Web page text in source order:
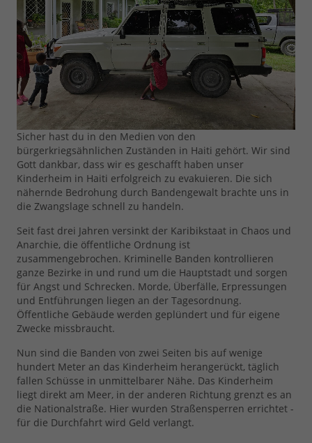
Sicher hast du in den Medien von den
bürgerkriegsähnlichen Zuständen in Haiti gehört.Wir sind
Gott dankbar, dass wir es geschafft haben unser
Kinderheim in Haiti erfolgreich zu evakuieren. Die sich
nähernde Bedrohung durch Bandengewalt brachte uns in
die Zwangslage schnell zu handeln.
Seit fast drei Jahren versinkt der Karibikstaat in Chaos und
Anarchie, die öffentliche Ordnung ist
zusammengebrochen. Kriminelle Banden kontrollieren
ganze Bezirke in und rund um die Hauptstadt und sorgen
für Angst und Schrecken. Morde, Überfälle, Erpressungen
und Entführungen liegen an der Tagesordnung.
Öffentliche Gebäude werden geplündert und für eigene
Zwecke missbraucht.
Nun sind die Banden von zwei Seiten bis auf wenige
hundert Meter an das Kinderheim herangerückt, täglich
fallen Schüsse in unmittelbarer Nähe. Das Kinderheim
liegt direkt am Meer, in der anderen Richtung grenzt es an
die Nationalstraße. Hier wurden Straßensperren errichtet -
für die Durchfahrt wird Geld verlangt.